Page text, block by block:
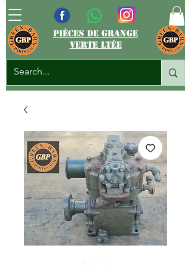
pièces de grange
verte ltée